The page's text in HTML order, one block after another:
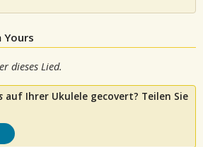
Yours
dieses Lied.
auf Ihrer Ukulele gecovert? Teilen Sie